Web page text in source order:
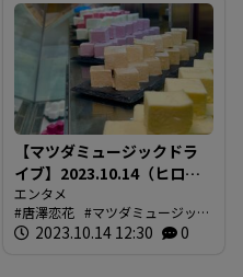
【マツダミュージックドラ
イブ】2023.10.14（ヒロシ
マギモーヴ）
エンタメ
唐澤恋花
マツダミュージック
ドライブ
2023.10.14 12:30 0